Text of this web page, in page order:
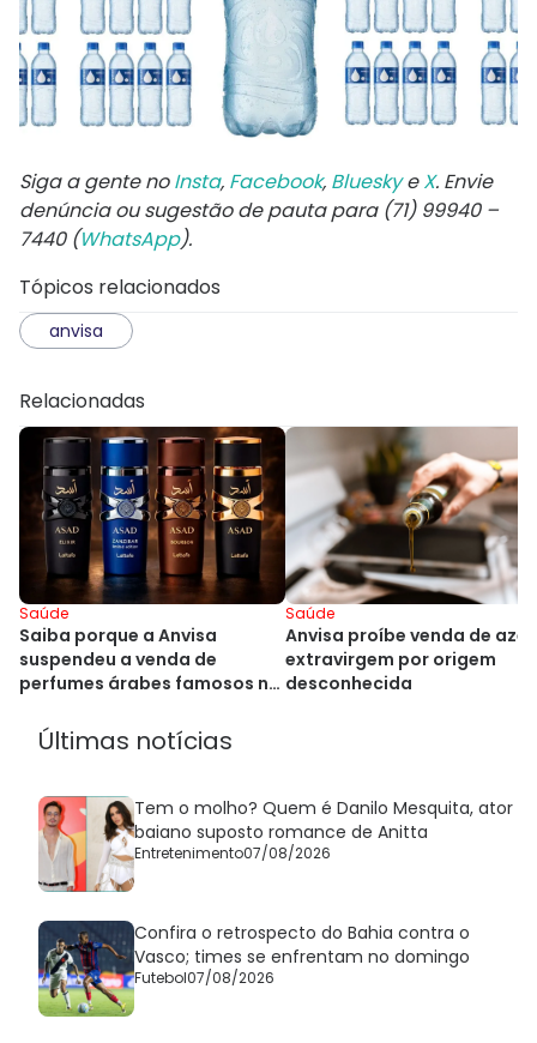
Siga a gente noInsta, Facebook, BlueskyeX. Envie
denúncia ou sugestão de pauta para (71) 99940 –
7440 (WhatsApp).
Tópicos relacionados
anvisa
Relacionadas
Saúde
Saiba porque a Anvisa
suspendeu a venda de
perfumes árabes famosos no
Saúde
Anvisa proíbe venda de
extravirgem por origem
desconhecida
Últimas notícias
Tem o molho? Quem é Danilo Mesquita, ator
baiano suposto romance de Anitta
Entretenimento07/08/2026
Confira o retrospecto do Bahia contra o
Vasco; times se enfrentam no domingo
Futebol07/08/2026